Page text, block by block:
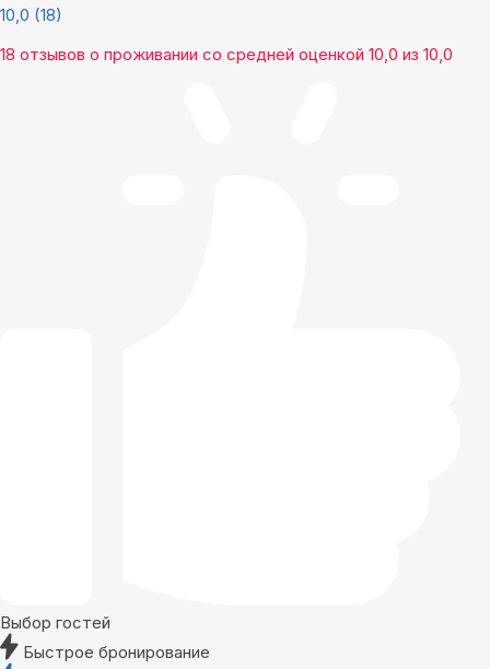
10,0 (18)
18 отзывов о проживании со средней оценкой 10,0 из 10,0
Выбор гостей
Быстрое бронирование